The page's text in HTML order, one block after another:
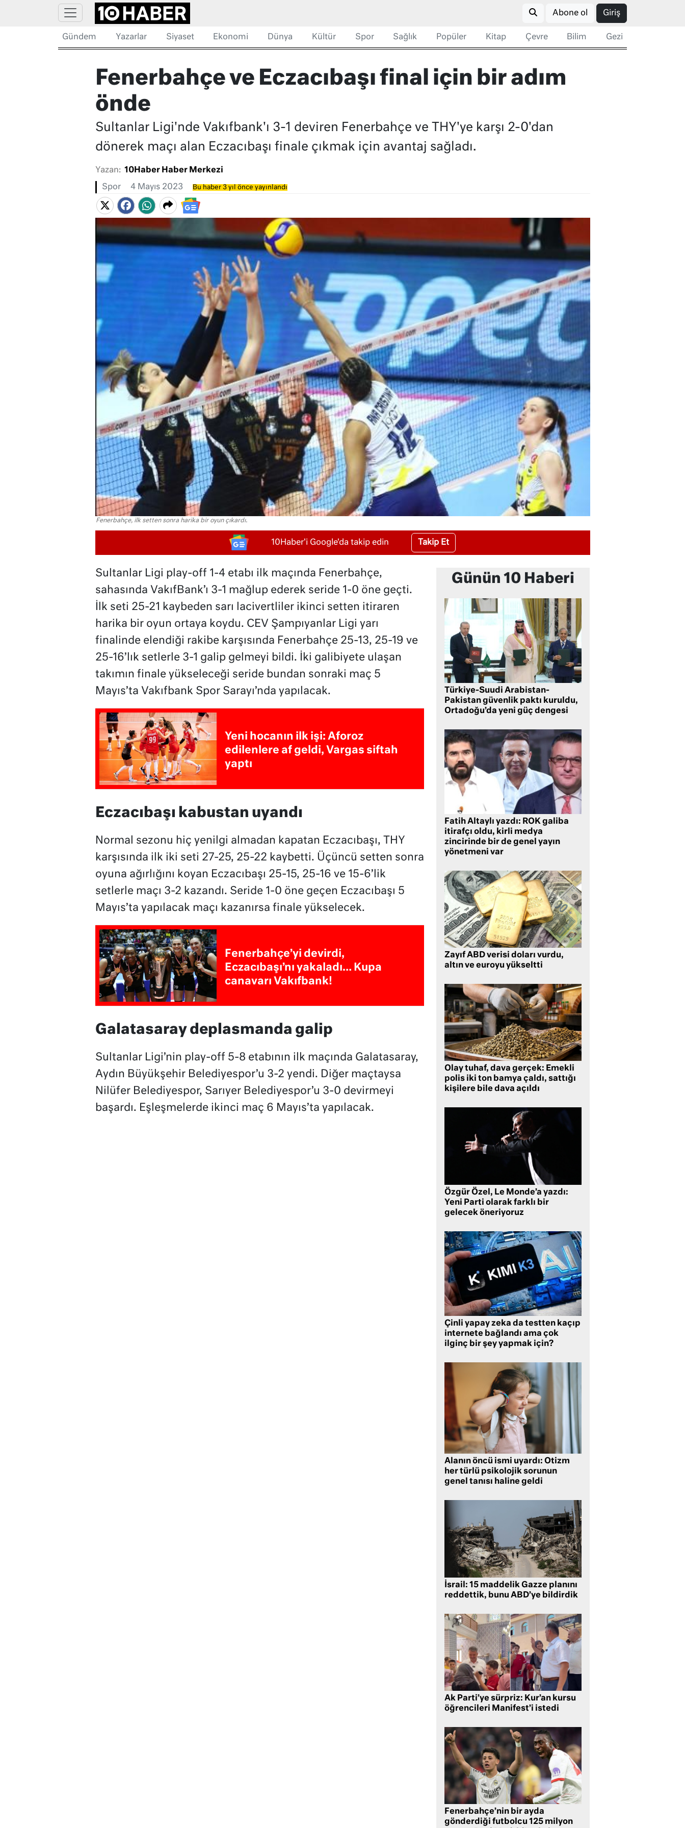
Abone ol Giriş
Gündem Yazarlar Siyaset Ekonomi Dünya Kültür Spor Sağlık Popüler Kitap Çevre Bilim Gezi
Fenerbahçe ve Eczacıbaşı final için bir adım
önde
Sultanlar Ligi'nde Vakıfbank'ı 3-1 deviren Fenerbahçe ve THY'ye karşı 2-0'dan
dönerek maçı alan Eczacıbaşı finale çıkmak için avantaj sağladı.
Yazan: 10Haber Haber Merkezi
Spor 4 Mayıs 2023 Bu haber 3 yıl önce yayınlandı
Fenerbahçe, ilk setten sonra harika bir oyun çıkardı.
10Haber'i Google'da takip edin Takip Et
Sultanlar Ligi play-off 1-4 etabı ilk maçında Fenerbahçe,
sahasında VakıfBank’ı 3-1 mağlup ederek seride 1-0 öne geçti.
İlk seti 25-21 kaybeden sarı lacivertliler ikinci setten itiraren
harika bir oyun ortaya koydu. CEV Şampıyanlar Ligi yarı
finalinde elendiği rakibe karşısında Fenerbahçe 25-13, 25-19 ve
25-16’lık setlerle 3-1 galip gelmeyi bildi. İki galibiyete ulaşan
takımın finale yükseleceği seride bundan sonraki maç 5
Mayıs’ta Vakıfbank Spor Sarayı’nda yapılacak.
Yeni hocanın ilk işi: Aforoz
edilenlere af geldi, Vargas siftah
yaptı
Eczacıbaşı kabustan uyandı
Normal sezonu hiç yenilgi almadan kapatan Eczacıbaşı, THY
karşısında ilk iki seti 27-25, 25-22 kaybetti. Üçüncü setten sonra
oyuna ağırlığını koyan Eczacıbaşı 25-15, 25-16 ve 15-6’lik
setlerle maçı 3-2 kazandı. Seride 1-0 öne geçen Eczacıbaşı 5
Mayıs’ta yapılacak maçı kazanırsa finale yükselecek.
Fenerbahçe’yi devirdi,
Eczacıbaşı’nı yakaladı… Kupa
canavarı Vakıfbank!
Galatasaray deplasmanda galip
Sultanlar Ligi’nin play-off 5-8 etabının ilk maçında Galatasaray,
Aydın Büyükşehir Belediyespor’u 3-2 yendi. Diğer maçtaysa
Nilüfer Belediyespor, Sarıyer Belediyespor’u 3-0 devirmeyi
başardı. Eşleşmelerde ikinci maç 6 Mayıs’ta yapılacak.
Günün 10 Haberi
Türkiye-Suudi Arabistan-
Pakistan güvenlik paktı kuruldu,
Ortadoğu’da yeni güç dengesi
Fatih Altaylı yazdı: ROK galiba
itirafçı oldu, kirli medya
zincirinde bir de genel yayın
yönetmeni var
Zayıf ABD verisi doları vurdu,
altın ve euroyu yükseltti
Olay tuhaf, dava gerçek: Emekli
polis iki ton bamya çaldı, sattığı
kişilere bile dava açıldı
Özgür Özel, Le Monde’a yazdı:
Yeni Parti olarak farklı bir
gelecek öneriyoruz
Çinli yapay zeka da testten kaçıp
internete bağlandı ama çok
ilginç bir şey yapmak için?
Alanın öncü ismi uyardı: Otizm
her türlü psikolojik sorunun
genel tanısı haline geldi
İsrail: 15 maddelik Gazze planını
reddettik, bunu ABD’ye bildirdik
Ak Parti’ye sürpriz: Kur’an kursu
öğrencileri Manifest’i istedi
Fenerbahçe’nin bir ayda
gönderdiği futbolcu 125 milyon